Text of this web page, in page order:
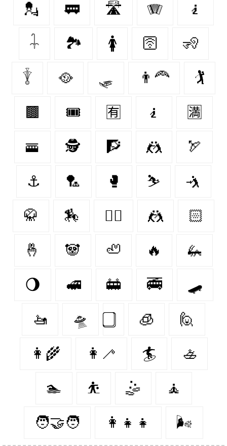
💂‍ 🚃 🛣 🪗 🧎‍
𓇑 🏞 🚺 🛜 🧏‍
𓇊 🥘 🛷 👨‍🦰 🏌️
🟫 🎟 🈶 🧎‍️ 🈵
🚟 🕵️‍️ 🧗‍ 🤼‍ 🏹
⚓️ 🏸 🥊 ⛷ 🤺
🥋 🏇 🤼‍♂️ 🤼 🏻
🤞 🐼 🦥 🔥 🦗
🌖 🚅 🚋 🚎 🛹
🚤 🛸 🧊 🙋‍
👩‍🌾 👩‍🦯️ 🏄‍ 🚣‍
🏊‍ ⛹️‍ 🤹‍ 🧘‍
🧑‍🤝‍🧑 👩‍👧‍👧 🌬️